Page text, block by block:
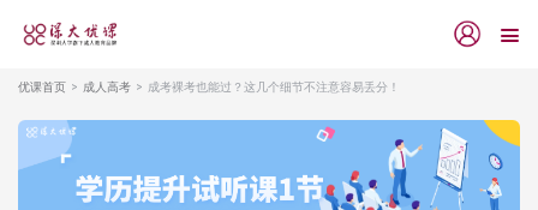
优课首页 成人高考 成考裸考也能过？这几个细节不注意容易丢分！